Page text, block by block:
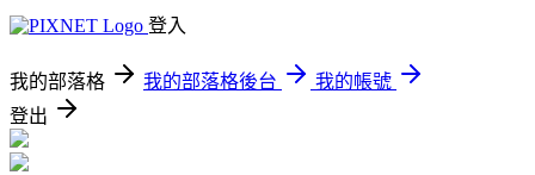
登入
我的部落格 我的部落格後台
我的帳號
登出